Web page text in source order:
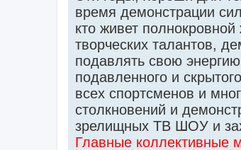
время демонстрации
кто живет
творческих талантов,
подавлять свою
подавленного и
всех спортсменов и
столкновений и
зрелищных ТВ ШОУ и
Главные коллективные